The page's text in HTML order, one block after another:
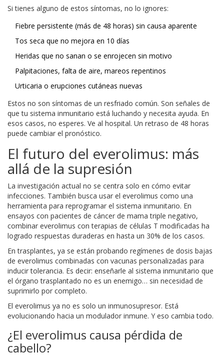
Si tienes alguno de estos síntomas, no lo ignores:
Fiebre persistente (más de 48 horas) sin causa aparente
Tos seca que no mejora en 10 días
Heridas que no sanan o se enrojecen sin motivo
Palpitaciones, falta de aire, mareos repentinos
Urticaria o erupciones cutáneas nuevas
Estos no son síntomas de un resfriado común. Son señales de
que tu sistema inmunitario está luchando y necesita ayuda. En
esos casos, no esperes. Ve al hospital. Un retraso de 48 horas
puede cambiar el pronóstico.
El futuro del everolimus: más
allá de la supresión
La investigación actual no se centra solo en cómo evitar
infecciones. También busca usar el everolimus como una
herramienta para reprogramar el sistema inmunitario. En
ensayos con pacientes de cáncer de mama triple negativo,
combinar everolimus con terapias de células T modificadas ha
logrado respuestas duraderas en hasta un 30% de los casos.
En trasplantes, ya se están probando regímenes de dosis bajas
de everolimus combinadas con vacunas personalizadas para
inducir tolerancia. Es decir: enseñarle al sistema inmunitario que
el órgano trasplantado no es un enemigo… sin necesidad de
suprimirlo por completo.
El everolimus ya no es solo un inmunosupresor. Está
evolucionando hacia un modulador inmune. Y eso cambia todo.
¿El everolimus causa pérdida de
cabello?